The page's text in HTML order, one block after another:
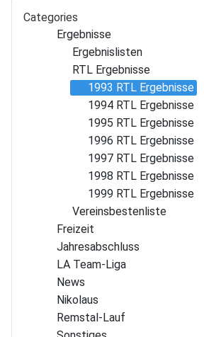
Categories
Ergebnisse
Ergebnislisten
RTL Ergebnisse
1993 RTL Ergebnisse
1994 RTL Ergebnisse
1995 RTL Ergebnisse
1996 RTL Ergebnisse
1997 RTL Ergebnisse
1998 RTL Ergebnisse
1999 RTL Ergebnisse
Vereins­bestenliste
Freizeit
Jahres­abschluss
LA Team-Liga
News
Nikolaus
Remstal-Lauf